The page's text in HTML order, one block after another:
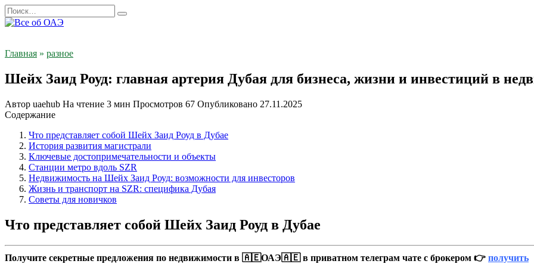
Перейти
к
Search
for:
Главная » разное
Шейх Заид Роуд: главная артерия Дубая для бизнеса, жизни и инвестиций в
Автор uaehub На чтение 3 мин Просмотров 67 Опубликовано 27.11.2025
Содержание
Что представляет собой Шейх Заид Роуд в Дубае
История развития магистрали
Ключевые достопримечательности и объекты
Станции метро вдоль SZR
Недвижимость на Шейх Заид Роуд: возможности для инвесторов
Жизнь и транспорт на SZR: специфика Дубая
Советы для новичков
Что представляет собой Шейх Заид Роуд в Дубае
Получите секретные предложения по недвижимости в 🇦🇪ОАЭ🇦🇪 в приватном телеграм чате с брокером 👉 получить